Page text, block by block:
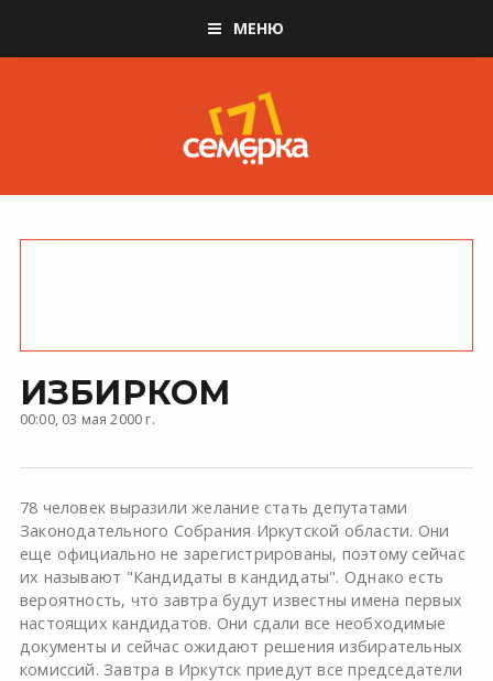
МЕНЮ
ИЗБИРКОМ
00:00, 03 мая 2000 г.
78 человек выразили желание стать депутатами
Законодательного Собрания Иркутской области. Они
еще официально не зарегистрированы, поэтому сейчас
их называют "Кандидаты в кандидаты". Однако есть
вероятность, что завтра будут известны имена первых
настоящих кандидатов. Они сдали все необходимые
документы и сейчас ожидают решения избирательных
комиссий. Завтра в Иркутск приедут все председатели